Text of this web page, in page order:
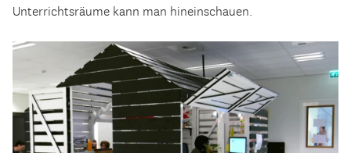
Unterrichtsräume kann man hineinschauen.